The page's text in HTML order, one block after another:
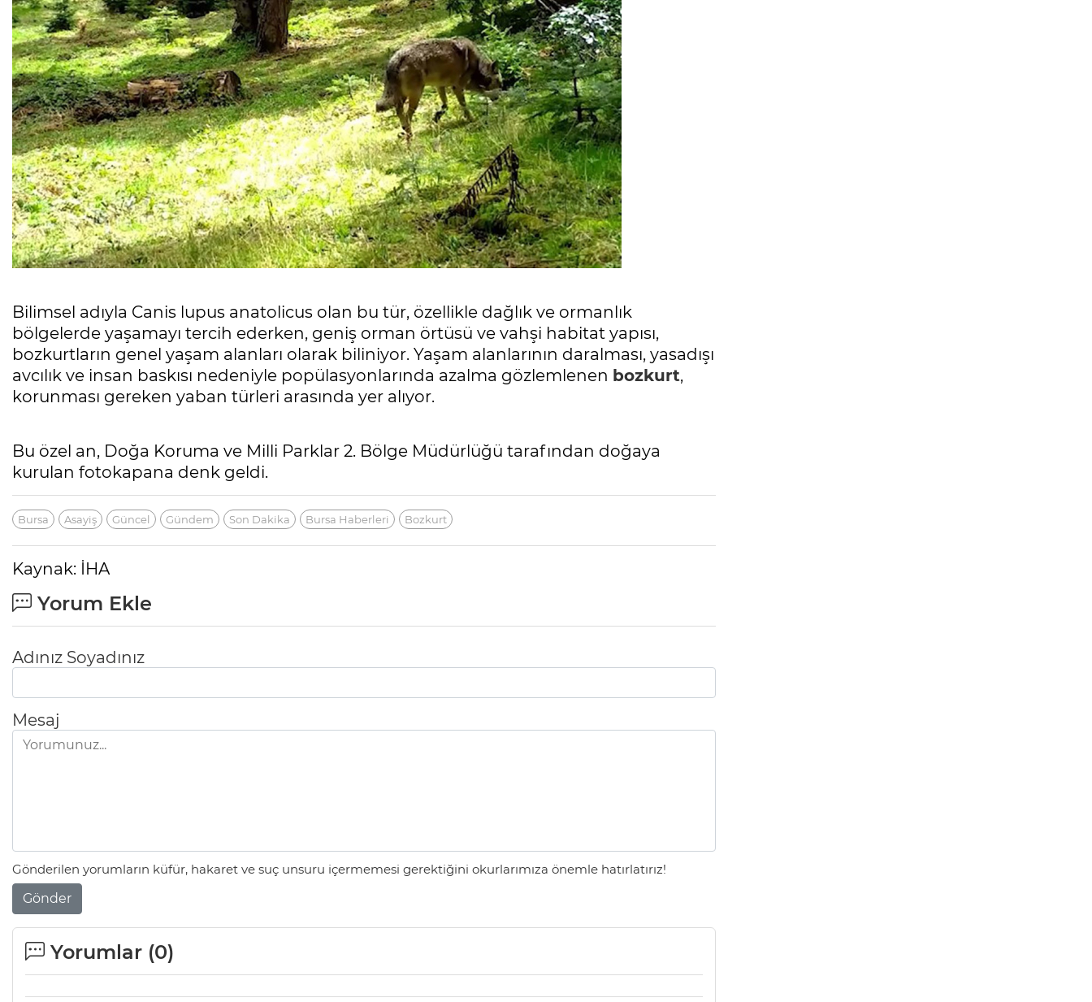
Bilimsel adıyla Canis lupus anatolicus olan bu tür, özellikle dağlık ve ormanlık
bölgelerde yaşamayı tercih ederken, geniş orman örtüsü ve vahşi habitat yapısı,
bozkurtların genel yaşam alanları olarak biliniyor. Yaşam alanlarının daralması, yasadışı
avcılık ve insan baskısı nedeniyle popülasyonlarında azalma gözlemlenen bozkurt,
korunması gereken yaban türleri arasında yer alıyor.
Bu özel an, Doğa Koruma ve Milli Parklar 2. Bölge Müdürlüğü tarafından doğaya
kurulan fotokapana denk geldi.
Bursa Asayiş Güncel Gündem Son Dakika Bursa Haberleri Bozkurt
Kaynak: İHA
Yorum Ekle
Adınız Soyadınız
Mesaj
Gönderilen yorumların küfür, hakaret ve suç unsuru içermemesi gerektiğini okurlarımıza önemle hatırlatırız!
Gönder
Yorumlar (0)